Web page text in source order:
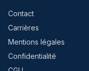
Contact
Carrières
Mentions légales
Confidentialité